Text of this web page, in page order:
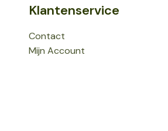
Klantenservice
Contact
Mijn Account